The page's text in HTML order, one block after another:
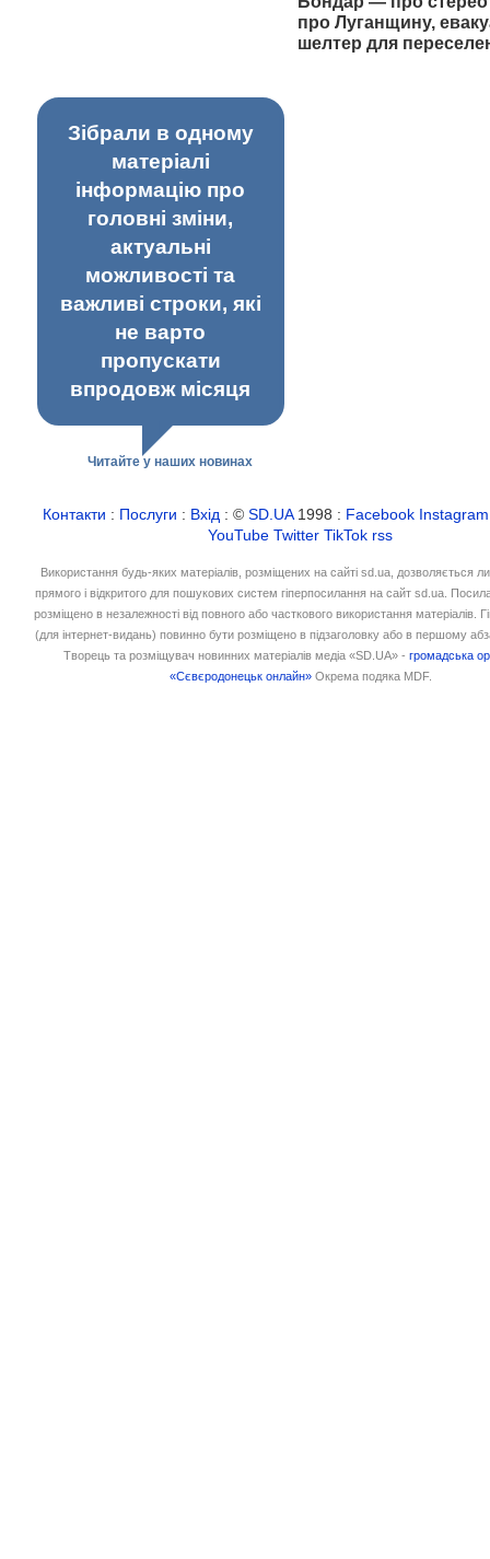
про Луганщину,
шелтер для
Зібрали в одному
матеріалі
інформацію про
головні зміни,
актуальні
можливості та
важливі строки, які
не варто
пропускати
впродовж місяця
Читайте у наших новинах
Контакти : Послуги : Вхід : ©SD.UA1998 : Facebook Instagram
YouTube Twitter TikTok rss
Використання будь-яких матеріалів, розміщених на сайті sd.ua, дозволяється
прямого і відкритого для пошукових систем гіперпосилання на сайт sd.ua.
розміщено в незалежності від повного або часткового використання матеріалів.
(для інтернет-видань) повинно бути розміщено в підзаголовку або в першому
Творець та розміщувач новинних матеріалів медіа «SD.UA» -громадська
«Сєвєродонецьк онлайн» Окрема подяка MDF.